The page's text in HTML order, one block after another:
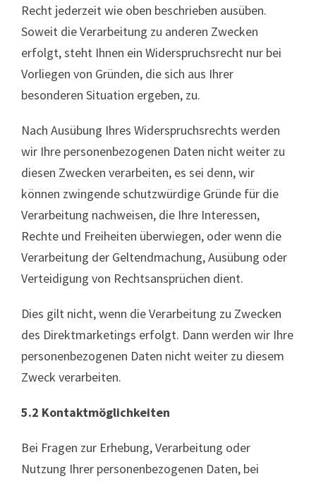
Recht jederzeit wie oben beschrieben ausüben.
Soweit die Verarbeitung zu anderen Zwecken
erfolgt, steht Ihnen ein Widerspruchsrecht nur bei
Vorliegen von Gründen, die sich aus Ihrer
besonderen Situation ergeben, zu.
Nach Ausübung Ihres Widerspruchsrechts werden
wir Ihre personenbezogenen Daten nicht weiter zu
diesen Zwecken verarbeiten, es sei denn, wir
können zwingende schutzwürdige Gründe für die
Verarbeitung nachweisen, die Ihre Interessen,
Rechte und Freiheiten überwiegen, oder wenn die
Verarbeitung der Geltendmachung, Ausübung oder
Verteidigung von Rechtsansprüchen dient.
Dies gilt nicht, wenn die Verarbeitung zu Zwecken
des Direktmarketings erfolgt. Dann werden wir Ihre
personenbezogenen Daten nicht weiter zu diesem
Zweck verarbeiten.
5.2 Kontaktmöglichkeiten
Bei Fragen zur Erhebung, Verarbeitung oder
Nutzung Ihrer personenbezogenen Daten, bei